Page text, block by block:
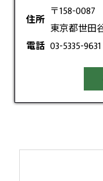
住所
〒158-0087
東京都世田
電話 03-5335-9631